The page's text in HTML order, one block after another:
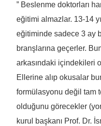
” Beslenme doktorları
eğitimi almazlar. 13-14
eğitiminde sadece 3 ay
branşlarına geçerler.
arkasındaki içindekileri
Ellerine alıp okusalar
formülasyonu değil tam
olduğunu görecekler
kurul başkanı Prof. Dr.